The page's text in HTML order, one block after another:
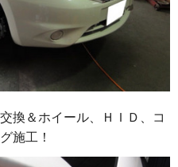
換＆ホイール、ＨＩＤ、コ
施工！